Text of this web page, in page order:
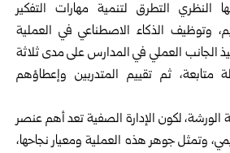
النظري التطرق لتنمية مهارات التفكير
وتوظيف الذكاء الاصطناعي في العملية
الجانب العملي في المدارس على مدى ثلاثة
متابعة، ثم تقييم المتدربين وإعطاؤهم
الورشة، لكون الإدارة الصفية تعد أهم عنصر
وتمثل جوهر هذه العملية ومعيار نجاحها،